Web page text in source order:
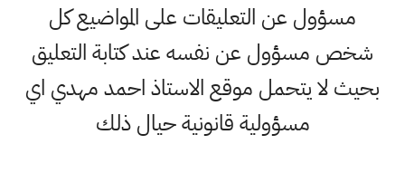
مسؤول عن التعليقات على المواضيع كل
شخص مسؤول عن نفسه عند كتابة التعليق
بحيث لا يتحمل موقع الاستاذ احمد مهدي اي
مسؤولية قانونية حيال ذلك